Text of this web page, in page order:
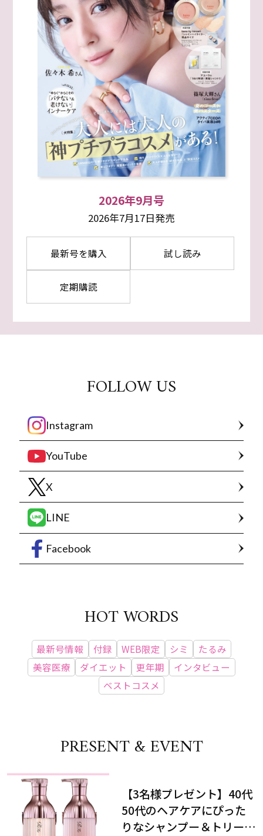
2026年9月号
2026年7月17日発売
最新号を購入 試し読み
定期購読
FOLLOW US
Instagram
YouTube
X
LINE
Facebook
HOT WORDS
最新号情報 付録 WEB限定 シミ
たるみ
美容医療
ダイエット 更年期
インタビュー
ベストコスメ
PRESENT & EVENT
【3名様プレゼント】40代
50代のヘアケアにぴった
りなシャンプー＆トリート